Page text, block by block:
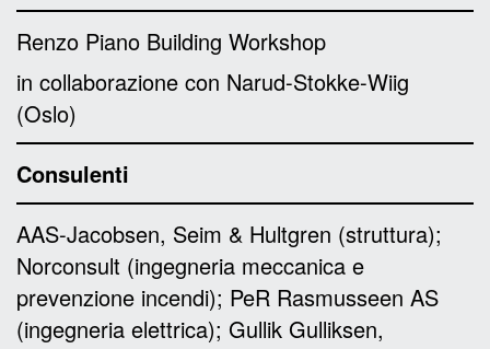
Renzo Piano Building Workshop
in collaborazione con Narud-Stokke-Wiig
(Oslo)
Consulenti
AAS-Jacobsen, Seim & Hultgren (struttura);
Norconsult (ingegneria meccanica e
prevenzione incendi); PeR Rasmusseen AS
(ingegneria elettrica); Gullik Gulliksen,